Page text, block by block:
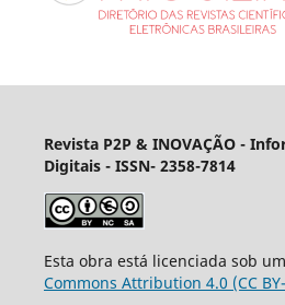
Revista P2P & INOVAÇÃO -
Digitais - ISSN- 2358-7814
Esta obra está licenciada sob
Commons Attribution 4.0 (CC